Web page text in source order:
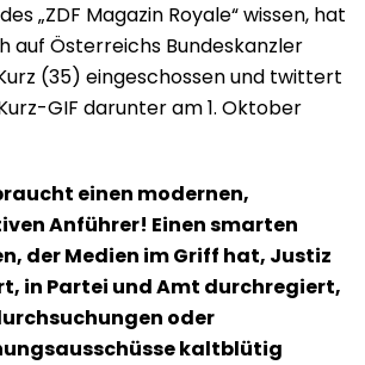
„ZDF Magazin Royale“ wissen, hat
auf Österreichs Bundeskanzler
(35) eingeschossen und twittert
GIF darunter am 1. Oktober
einen modernen,
Anführer! Einen smarten
der Medien im Griff hat, Justiz
in Partei und Amt durchregiert,
oder
kaltblütig